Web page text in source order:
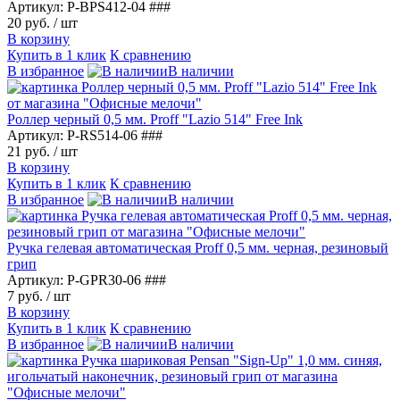
Артикул: P-BPS412-04 ###
20 руб. / шт
В корзину
Купить в 1 клик К сравнению
В избранное
В наличии
Роллер черный 0,5 мм. Proff "Lazio 514" Free Ink
Артикул: P-RS514-06 ###
21 руб. / шт
В корзину
Купить в 1 клик К сравнению
В избранное
В наличии
Ручка гелевая автоматическая Proff 0,5 мм. черная, резиновый
грип
Артикул: P-GPR30-06 ###
7 руб. / шт
В корзину
Купить в 1 клик К сравнению
В избранное
В наличии